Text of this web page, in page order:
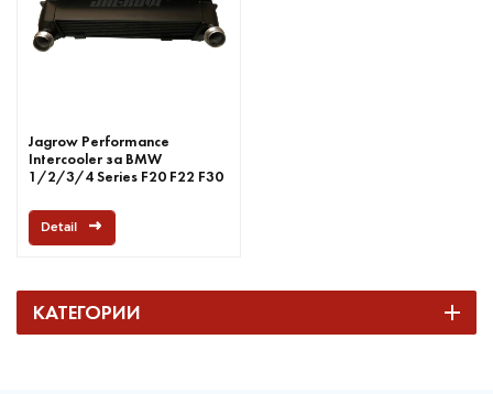
Jagrow Performance
Intercooler за BMW
1/2/3/4 Series F20 F22 F30
Detail
КАТЕГОРИИ